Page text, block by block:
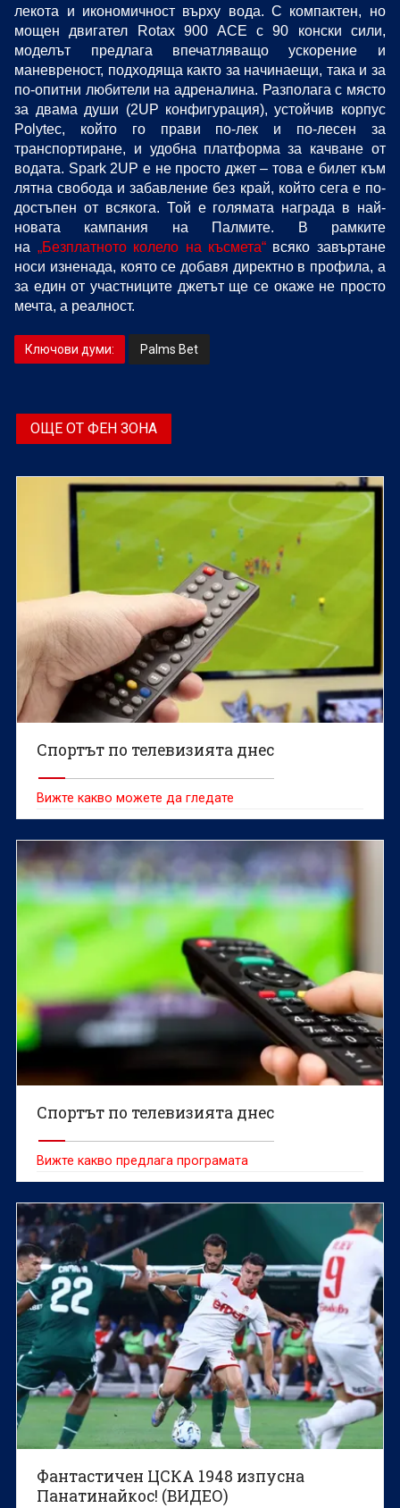
лекота и икономичност върху вода. С компактен, но
мощен двигател Rotax 900 ACE с 90 конски сили,
моделът предлага впечатляващо ускорение и
маневреност, подходяща както за начинаещи, така и за
по-опитни любители на адреналина. Разполага с място
за двама души (2UP конфигурация), устойчив корпус
Polytec, който го прави по-лек и по-лесен за
транспортиране, и удобна платформа за качване от
водата. Spark 2UP е не просто джет – това е билет към
лятна свобода и забавление без край, който сега е по-
достъпен от всякога. Той е голямата награда в най-
новата кампания на Палмите. В рамките
на „Безплатното колело на късмета“всяко завъртане
носи изненада, която се добавя директно в профила, а
за един от участниците джетът ще се окаже не просто
мечта, а реалност.
Ключови думи: Palms Bet
ОЩЕ ОТ ФЕН ЗОНА
Спортът по телевизията днес
Вижте какво можете да гледате
Спортът по телевизията днес
Вижте какво предлага програмата
Фантастичен ЦСКА 1948 изпусна
Панатинайкос! (ВИДЕО)